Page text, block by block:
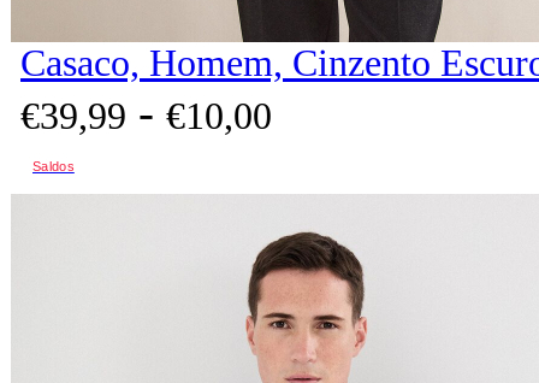
Casaco, Homem, Cinzento
€39,99 - €10,00
Saldos